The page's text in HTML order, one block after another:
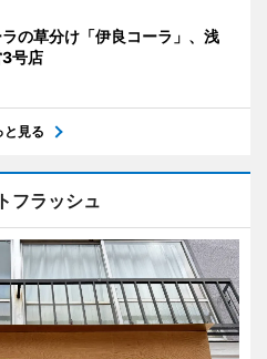
の草分け「伊良コーラ」、浅
号店
と見る
フラッシュ